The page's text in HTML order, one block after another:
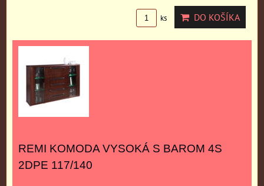
ks DO KOŠÍKA
REMI KOMODA VYSOKÁ S BAROM 4S
2DPE 117/140